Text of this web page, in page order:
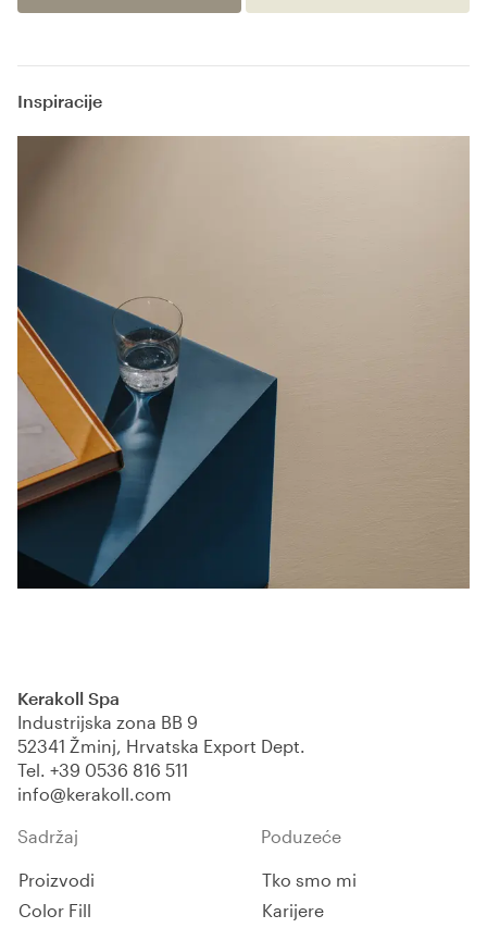
Inspiracije
Kerakoll Spa
Industrijska zona BB 9
52341 Žminj, Hrvatska Export Dept.
Tel. +39 0536 816 511
info@kerakoll.com
Sadržaj
Proizvodi
Color Fill
Poduzeće
Tko smo mi
Karijere